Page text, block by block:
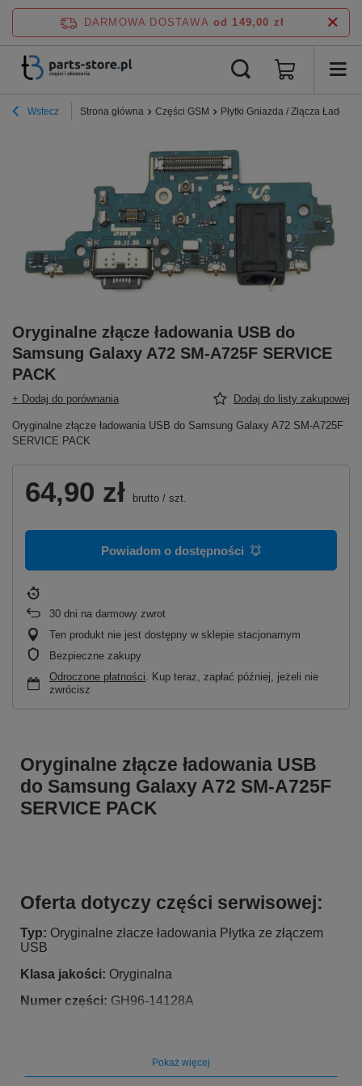
DARMOWA DOSTAWA od 149,00 zł
Wstecz Strona główna Części GSM Płytki Gniazda / Złącza
Oryginalne złącze ładowania USB do
Samsung Galaxy A72 SM-A725F SERVICE
PACK
+ Dodaj do porównania Dodaj do listy zakupowej
Oryginalne złącze ładowania USB do Samsung Galaxy A72 SM-A725F
SERVICE PACK
64,90 zł brutto / szt.
Powiadom o dostępności
30 dni na darmowy zwrot
Ten produkt nie jest dostępny w sklepie stacjonarnym
Bezpieczne zakupy
Odroczone płatności. Kup teraz, zapłać później, jeżeli nie
zwrócisz
Oryginalne złącze ładowania USB
do Samsung Galaxy A72 SM-A725F
SERVICE PACK
Oferta dotyczy części serwisowej:
Typ: Oryginalne złacze ładowania Płytka ze złączem
USB
Klasa jakości: Oryginalna
Numer części: GH96-14128A
SamsungPokaż więcej